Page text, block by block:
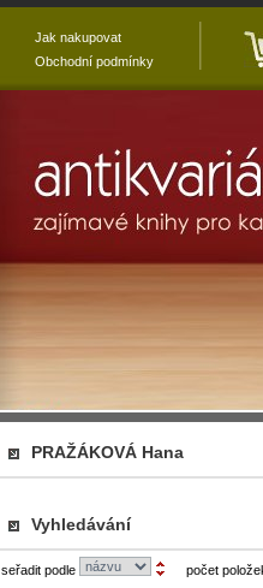
PRAŽÁKOVÁ Hana
Vyhledávání
seřadit podle počet
Jak nakupovat
Obchodní podmínky